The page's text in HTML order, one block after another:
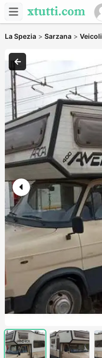
La Spezia > Sarzana > Veicoli